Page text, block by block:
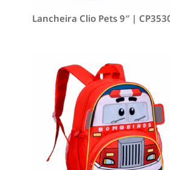
Lancheira Clio Pets 9″ |